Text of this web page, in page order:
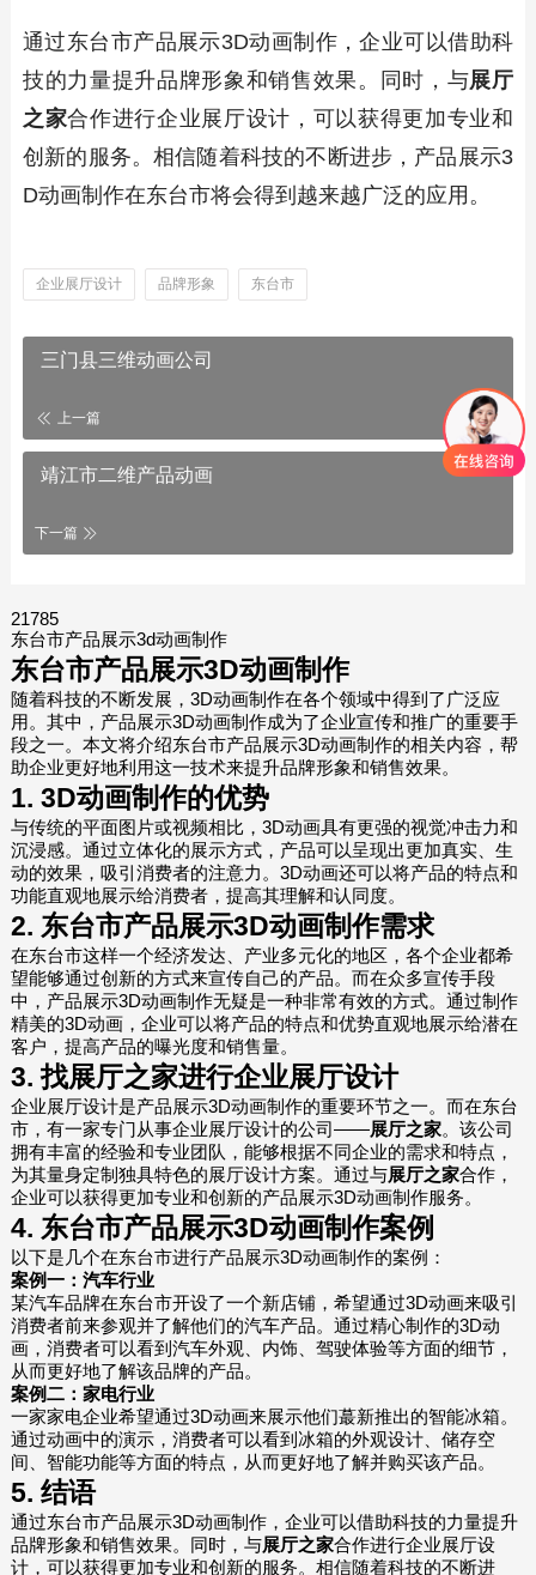
通过东台市产品展示3D动画制作，企业可以借助科
技的力量提升品牌形象和销售效果。同时，与展厅
之家合作进行企业展厅设计，可以获得更加专业和
创新的服务。相信随着科技的不断进步，产品展示3
D动画制作在东台市将会得到越来越广泛的应用。
企业展厅设计 品牌形象 东台市
三门县三维动画公司
上一篇 原创发布
靖江市二维产品动画
下一篇
21785
东台市产品展示3d动画制作
东台市产品展示3D动画制作
随着科技的不断发展，3D动画制作在各个领域中得到了广泛应
用。其中，产品展示3D动画制作成为了企业宣传和推广的重要手
段之一。本文将介绍东台市产品展示3D动画制作的相关内容，帮
助企业更好地利用这一技术来提升品牌形象和销售效果。
1. 3D动画制作的优势
与传统的平面图片或视频相比，3D动画具有更强的视觉冲击力和
沉浸感。通过立体化的展示方式，产品可以呈现出更加真实、生
动的效果，吸引消费者的注意力。3D动画还可以将产品的特点和
功能直观地展示给消费者，提高其理解和认同度。
2. 东台市产品展示3D动画制作需求
在东台市这样一个经济发达、产业多元化的地区，各个企业都希
望能够通过创新的方式来宣传自己的产品。而在众多宣传手段
中，产品展示3D动画制作无疑是一种非常有效的方式。通过制作
精美的3D动画，企业可以将产品的特点和优势直观地展示给潜在
客户，提高产品的曝光度和销售量。
3. 找展厅之家进行企业展厅设计
企业展厅设计是产品展示3D动画制作的重要环节之一。而在东台
市，有一家专门从事企业展厅设计的公司——展厅之家。该公司
拥有丰富的经验和专业团队，能够根据不同企业的需求和特点，
为其量身定制独具特色的展厅设计方案。通过与展厅之家合作，
企业可以获得更加专业和创新的产品展示3D动画制作服务。
4. 东台市产品展示3D动画制作案例
以下是几个在东台市进行产品展示3D动画制作的案例：
案例一：汽车行业
某汽车品牌在东台市开设了一个新店铺，希望通过3D动画来吸引
消费者前来参观并了解他们的汽车产品。通过精心制作的3D动
画，消费者可以看到汽车外观、内饰、驾驶体验等方面的细节，
从而更好地了解该品牌的产品。
案例二：家电行业
一家家电企业希望通过3D动画来展示他们蕞新推出的智能冰箱。
通过动画中的演示，消费者可以看到冰箱的外观设计、储存空
间、智能功能等方面的特点，从而更好地了解并购买该产品。
5. 结语
通过东台市产品展示3D动画制作，企业可以借助科技的力量提升
品牌形象和销售效果。同时，与展厅之家合作进行企业展厅设
计，可以获得更加专业和创新的服务。相信随着科技的不断进